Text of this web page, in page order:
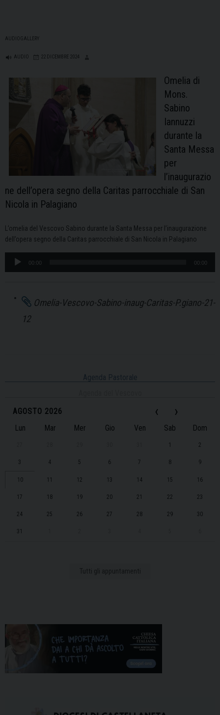
AUDIOGALLERY
AUDIO 22 DICEMBRE 2024
Omelia di
Mons.
Sabino
Iannuzzi
durante la
Santa Messa
per
l’inaugurazio
ne dell’opera segno della Caritas parrocchiale di San
Nicola in Palagiano
L’omelia del Vescovo Sabino durante la Santa Messa per l’inaugurazione
dell’opera segno della Caritas parrocchiale di San Nicola in Palagiano
Audio
00:00 00:00
Omelia-Vescovo-Sabino-inaug-Caritas-P.giano-21-
12
Agenda Pastorale
‹
AGOSTO 2026 ›
Lun Mar Mer Gio Ven Sab Dom
1 2
3 4 5 6 7 8 9
10 11 12 13 14 15 16
17 18 19 20 21 22 23
24 25 26 27 28 29 30
31
Tutti gli appuntamenti